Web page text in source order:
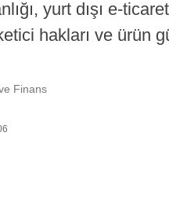
yurt dışı e-
hakları ve ürün
Finans